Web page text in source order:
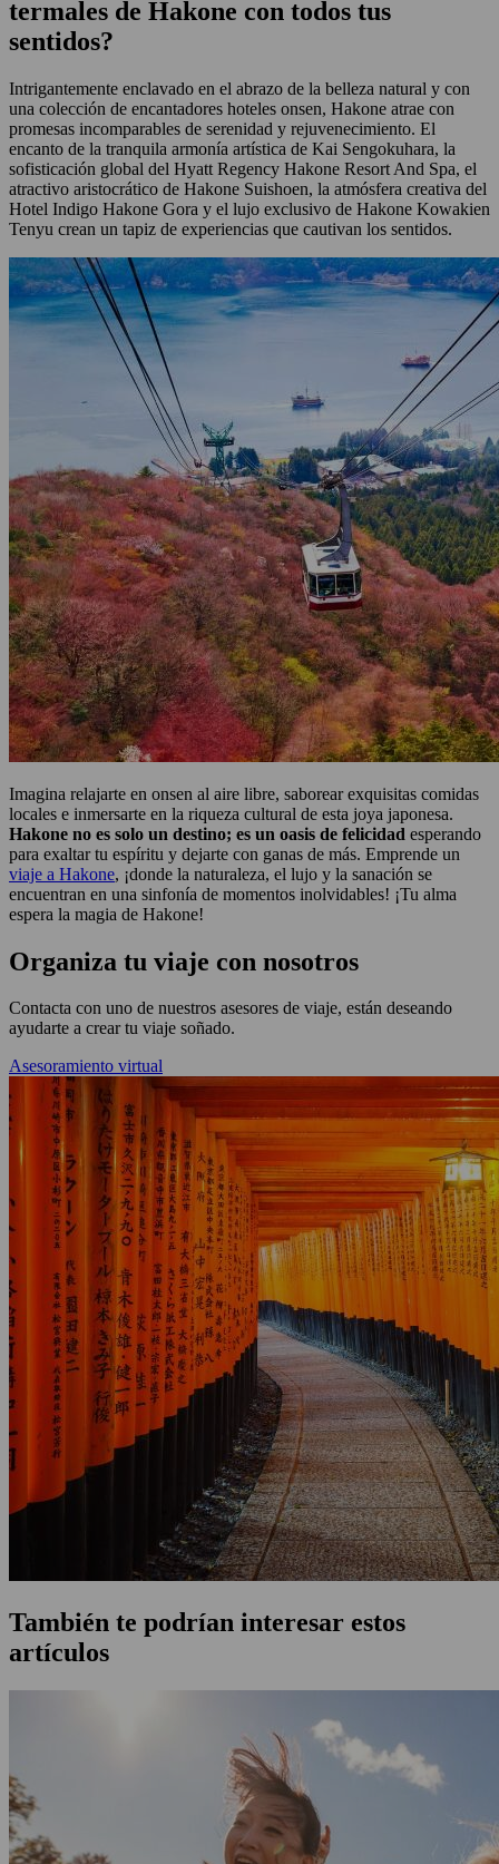
termales de Hakone con todos tus
sentidos?
Intrigantemente enclavado en el abrazo de la belleza natural y con
una colección de encantadores hoteles onsen, Hakone atrae con
promesas incomparables de serenidad y rejuvenecimiento. El
encanto de la tranquila armonía artística de Kai Sengokuhara, la
sofisticación global del Hyatt Regency Hakone Resort And Spa, el
atractivo aristocrático de Hakone Suishoen, la atmósfera creativa del
Hotel Indigo Hakone Gora y el lujo exclusivo de Hakone Kowakien
Tenyu crean un tapiz de experiencias que cautivan los sentidos.
Imagina relajarte en onsen al aire libre, saborear exquisitas comidas
locales e inmersarte en la riqueza cultural de esta joya japonesa.
Hakone no es solo un destino; es un oasis de felicidad esperando
para exaltar tu espíritu y dejarte con ganas de más. Emprende un
viaje a Hakone, ¡donde la naturaleza, el lujo y la sanación se
encuentran en una sinfonía de momentos inolvidables! ¡Tu alma
espera la magia de Hakone!
Organiza tu viaje con nosotros
Contacta con uno de nuestros asesores de viaje, están deseando
ayudarte a crear tu viaje soñado.
Asesoramiento virtual
También te podrían interesar estos
artículos